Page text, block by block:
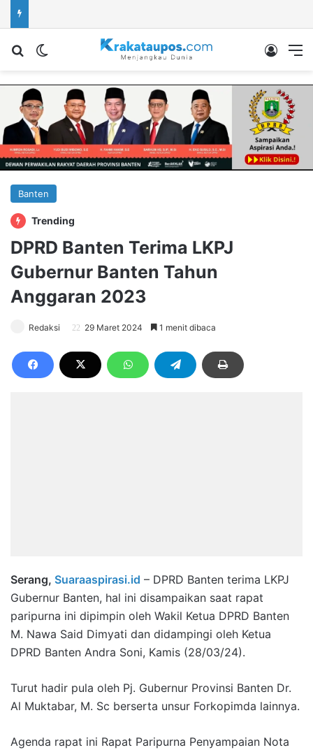
Cari berita...Switch skin Log In
Banten
Trending
DPRD Banten Terima LKPJ
Gubernur Banten Tahun
Anggaran 2023
Redaksi 29 Maret 2024 1 menit dibaca
Serang, Suaraaspirasi.id – DPRD Banten terima LKPJ
Gubernur Banten, hal ini disampaikan saat rapat
paripurna ini dipimpin oleh Wakil Ketua DPRD Banten
M. Nawa Said Dimyati dan didampingi oleh Ketua
DPRD Banten Andra Soni, Kamis (28/03/24).
Turut hadir pula oleh Pj. Gubernur Provinsi Banten Dr.
Al Muktabar, M. Sc berserta unsur Forkopimda lainnya.
Agenda rapat ini Rapat Paripurna Penyampaian Nota